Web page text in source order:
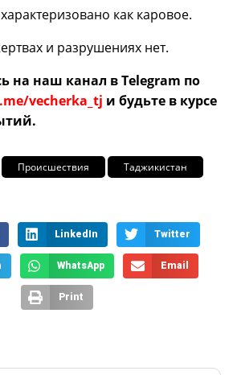
как каровое.
и разрушениях нет.
на наш канал в Telegram по
vecherka_tj и будьте в курсе
Происшествия Таджикистан
LinkedIn Twitter
WhatsApp Email
Print